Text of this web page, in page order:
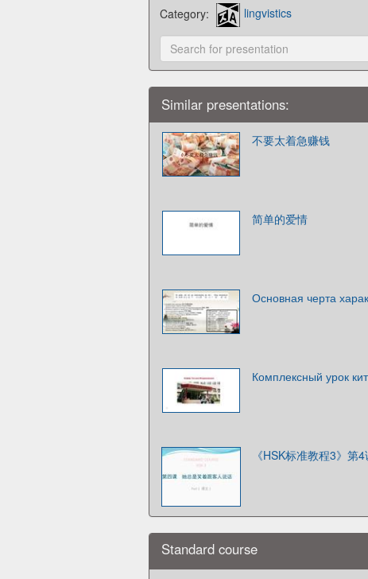
Category: lingvistics
Similar presentations:
不要太着急赚钱
简单的爱情
Основная черта
Комплексный урок
《HSK标准教程3》第
Standard course